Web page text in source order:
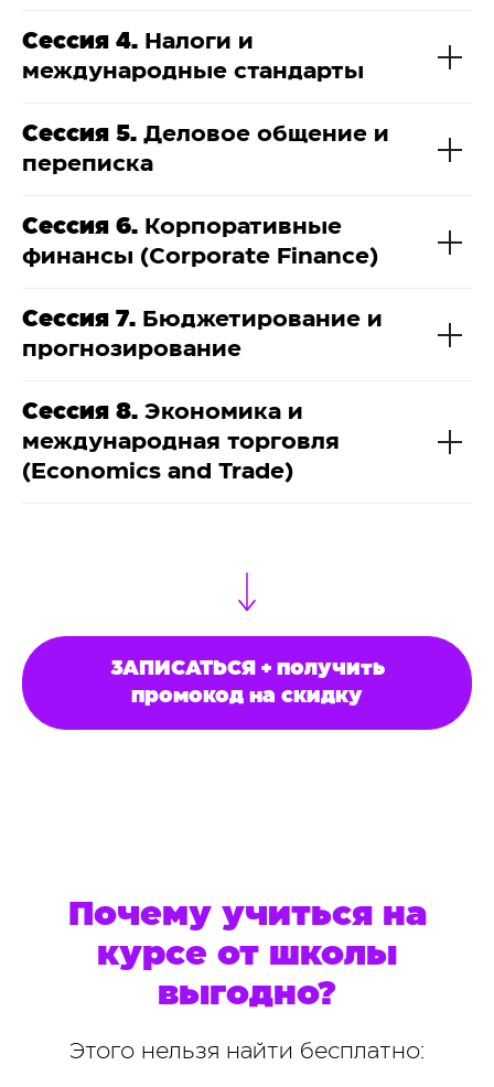
Сессия 4. Налоги и
международные стандарты
Сессия 5. Деловое общение и
переписка
Сессия 6. Корпоративные
финансы (Corporate Finance)
Сессия 7. Бюджетирование и
прогнозирование
Сессия 8. Экономика и
международная торговля
(Economics and Trade)
ЗАПИСАТЬСЯ + получить
промокод на скидку
Почему учиться на
курсе от школы
выгодно?
Этого нельзя найти бесплатно: